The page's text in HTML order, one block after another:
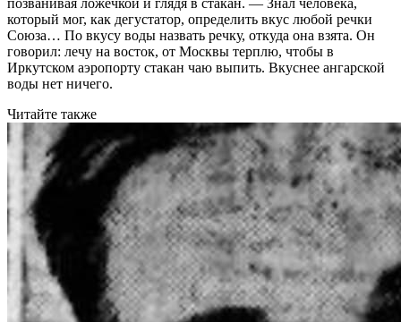
который мог, как дегустатор, определить вкус любой речки
Союза… По вкусу воды назвать речку, откуда она взята. Он
говорил: лечу на восток, от Москвы терплю, чтобы в
Иркутском аэропорту стакан чаю выпить. Вкуснее ангарской
воды нет ничего.
Читайте также